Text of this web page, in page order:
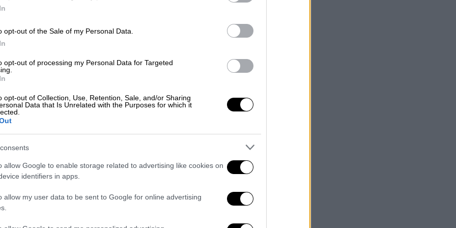
opt-out of the Sale of my Personal Data.
opt-out of processing my Personal Data for Targeted
opt-out of Collection, Use, Retention, Sale, and/or Sharing
Data that Is Unrelated with the Purposes for which it
allow Google to enable storage related to advertising like cookies on
identifiers in apps.
allow my user data to be sent to Google for online advertising
σήμερα θα ναι μια μέρααρκετά θερμή
τους
αυτήν τη
το απόγευμα θα συναντήσουμε
της Ανατολικής Στερεάς, της
και των Δωδεκανήσων ακόμα και 43
βροχές προς τα βόρεια.